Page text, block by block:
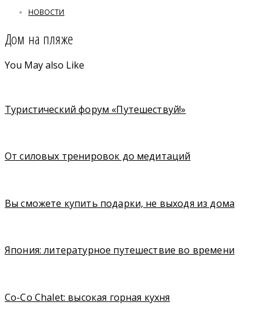
НОВОСТИ
Дом на пляже
You May also Like
Туристический форум «Путешествуй!»
От силовых тренировок до медитаций
Вы сможете купить подарки, не выходя из дома
Япония: литературное путешествие во времени
Co-Co Chalet: высокая горная кухня